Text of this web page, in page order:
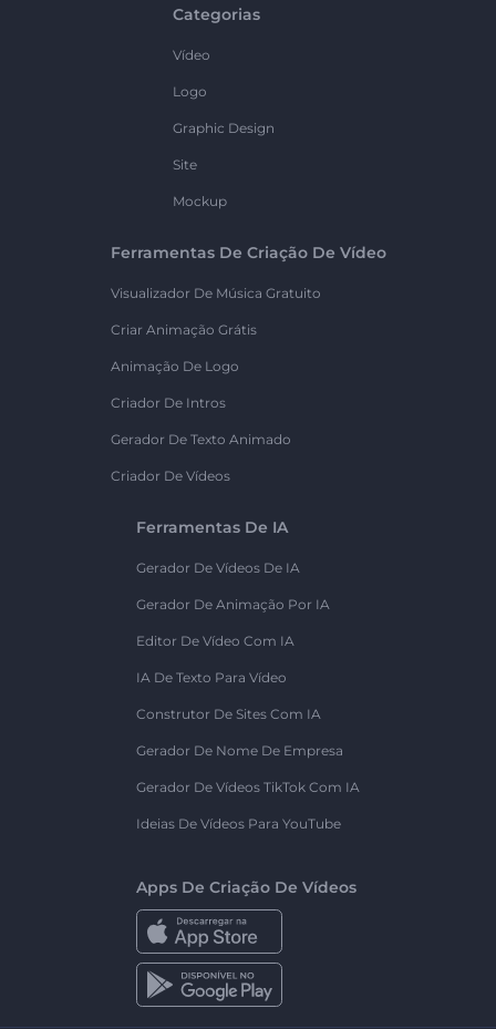
Categorias
Vídeo
Logo
Graphic Design
Site
Mockup
Ferramentas De Criação De Vídeo
Visualizador De Música Gratuito
Criar Animação Grátis
Animação De Logo
Criador De Intros
Gerador De Texto Animado
Criador De Vídeos
Ferramentas De IA
Gerador De Vídeos De IA
Gerador De Animação Por IA
Editor De Vídeo Com IA
IA De Texto Para Vídeo
Construtor De Sites Com IA
Gerador De Nome De Empresa
Gerador De Vídeos TikTok Com IA
Ideias De Vídeos Para YouTube
Apps De Criação De Vídeos